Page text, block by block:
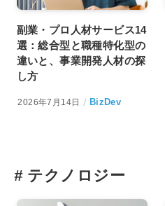
副業・プロ人材サービス14
選：総合型と職種特化型の
違いと、事業開発人材の探
し方
2026年7月14日 BizDev
#テクノロジー